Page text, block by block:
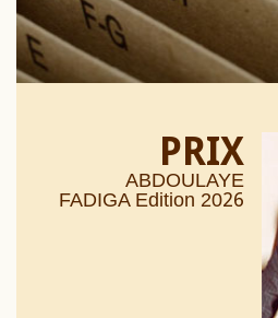
PRIX
ABDOULAYE
FADIGA Edition 2026